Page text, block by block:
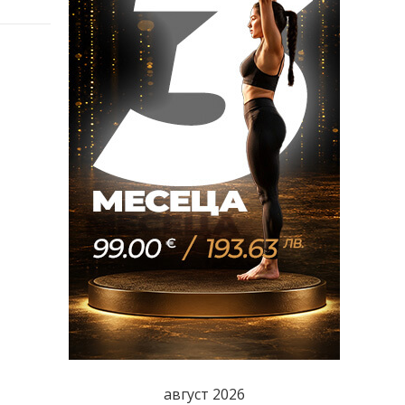
август 2026